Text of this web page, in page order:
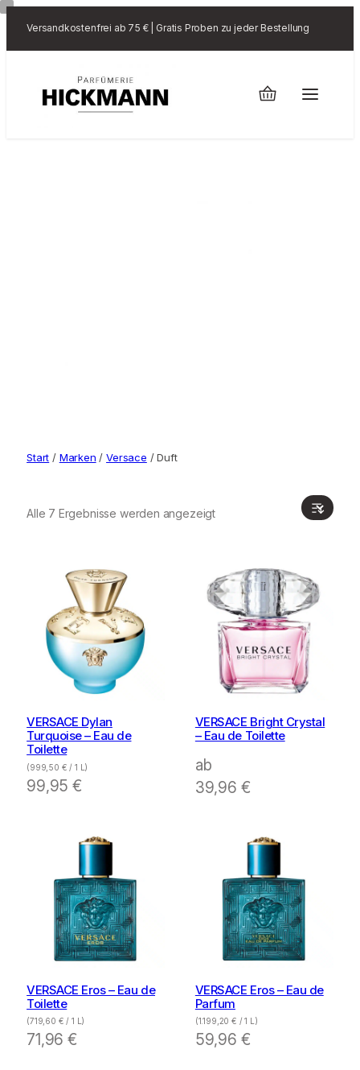
Versandkostenfrei ab 75 € | Gratis Proben zu jeder Bestellung
Start / Marken /Versace / Duft
Alle 7 Ergebnisse werden angezeigt
VERSACE Dylan
Turquoise – Eau de
Toilette
(999,50 € / 1 L)
99,95€
VERSACE Bright Crystal
– Eau de Toilette
ab
39,96 €
VERSACE Eros – Eau de
Toilette
(719,60 € / 1 L)
71,96€
VERSACE Eros – Eau de
Parfum
(1.199,20€ / 1 L)
59,96 €